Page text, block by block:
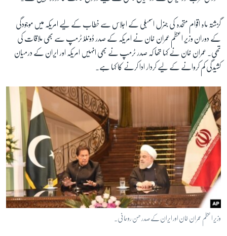
گزشتہ ماہ اقوام متحدہ کی جنرل اسمبلی کے اجلاس سے خطاب کے لیے امریکہ میں موجودگی
کے دوران وزیر اعظم عمران خان نے امریکہ کے صدر ڈونلڈ ٹرمپ سے بھی ملاقات کی
تھی۔ عمران خان نے کہا تھا کہ صدر ٹرمپ نے بھی انہیں امریکہ اور ایران کے درمیان
کشیدگی کم کروانے کے لیے کردار ادا کرنے کا کہا ہے۔
وزیر اعظم عمران خان اور ایران کے صدر حسن روحانی۔